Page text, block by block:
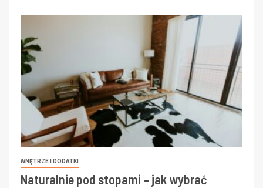
WNĘTRZE I DODATKI
Naturalnie pod stopami – jak wybrać